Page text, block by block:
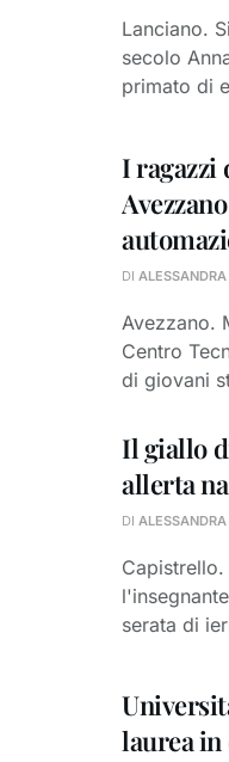
Lanciano.
secolo
primato di
I ragazzi
DI
Avezzano.
Centro
di giovani
Il giallo
allerta
DI
serata di
laurea in